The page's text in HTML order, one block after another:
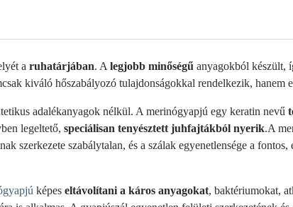
a ruhatárjában. A legjobb minőségű anyagokból készült,
kiváló hőszabályozó tulajdonságokkal rendelkezik, hanem
adalékanyagok nélkül. A merinógyapjú egy keratin nevű
legeltető, speciálisan tenyésztett juhfajtákból nyerik.A
szerkezete szabálytalan, és a szálak egyenetlensége a
képes eltávolítani a káros anyagokat, baktériumokat,